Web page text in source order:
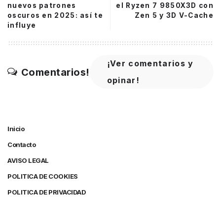
nuevos patrones
oscuros en 2025: así te
influye
el Ryzen 7 9850X3D con
Zen 5 y 3D V-Cache
Comentarios!
¡Ver comentarios y
opinar!
Inicio
Contacto
AVISO LEGAL
POLITICA DE COOKIES
POLITICA DE PRIVACIDAD